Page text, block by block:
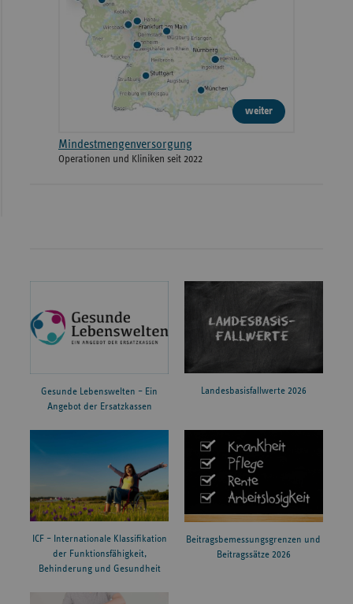
weiter
Mindestmengenversorgung
Operationen und Kliniken seit 2022
Gesunde Lebenswelten – Ein
Angebot der Ersatzkassen
Landesbasisfallwerte 2026
ICF – Internationale Klassifikation
der Funktionsfähigkeit,
Behinderung und Gesundheit
Beitragsbemessungsgrenzen und
Beitragssätze 2026